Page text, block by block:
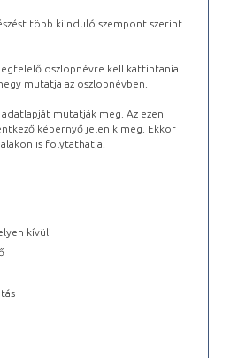
több kiinduló szempont szerint
oszlopnévre kell kattintania
mutatja az oszlopnévben.
mutatják meg. Az ezen
képernyő jelenik meg. Ekkor
is folytathatja.
kívüli